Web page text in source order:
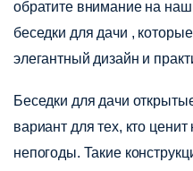
обратите внимание на
беседки для дачи ,
элегантный дизайн и
Беседки для дачи
вариант для тех, кто
непогоды. Такие